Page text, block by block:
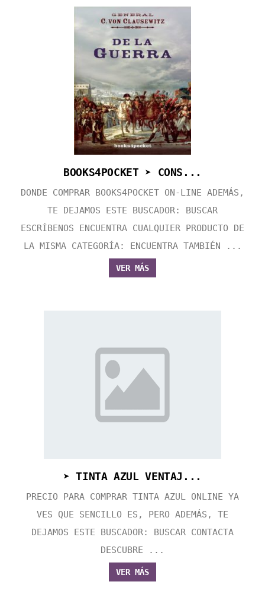
BOOKS4POCKET ➤ CONS...
DONDE COMPRAR BOOKS4POCKET ON-LINE ADEMÁS,
TE DEJAMOS ESTE BUSCADOR: BUSCAR
ESCRÍBENOS ENCUENTRA CUALQUIER PRODUCTO DE
LA MISMA CATEGORÍA: ENCUENTRA TAMBIÉN ...
VER MÁS
➤ TINTA AZUL VENTAJ...
PRECIO PARA COMPRAR TINTA AZUL ONLINE YA
VES QUE SENCILLO ES, PERO ADEMÁS, TE
DEJAMOS ESTE BUSCADOR: BUSCAR CONTACTA
DESCUBRE ...
VER MÁS